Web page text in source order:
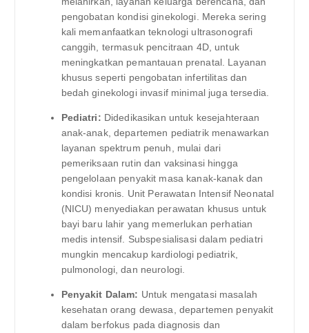
pengobatan kondisi ginekologi. Mereka sering
kali memanfaatkan teknologi ultrasonografi
canggih, termasuk pencitraan 4D, untuk
meningkatkan pemantauan prenatal. Layanan
khusus seperti pengobatan infertilitas dan
bedah ginekologi invasif minimal juga tersedia.
Pediatri: Didedikasikan untuk kesejahteraan
anak-anak, departemen pediatrik menawarkan
layanan spektrum penuh, mulai dari
pemeriksaan rutin dan vaksinasi hingga
pengelolaan penyakit masa kanak-kanak dan
kondisi kronis. Unit Perawatan Intensif Neonatal
(NICU) menyediakan perawatan khusus untuk
bayi baru lahir yang memerlukan perhatian
medis intensif. Subspesialisasi dalam pediatri
mungkin mencakup kardiologi pediatrik,
pulmonologi, dan neurologi.
Penyakit Dalam: Untuk mengatasi masalah
kesehatan orang dewasa, departemen penyakit
dalam berfokus pada diagnosis dan